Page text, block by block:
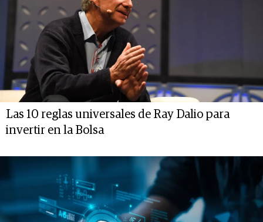
Las 10 reglas universales de Ray Dalio para
invertir en la Bolsa